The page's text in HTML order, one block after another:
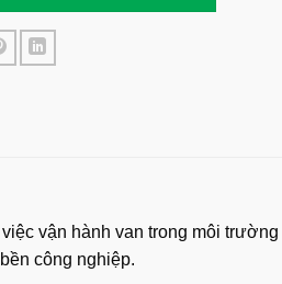
vận hành van trong môi trường
công nghiệp.